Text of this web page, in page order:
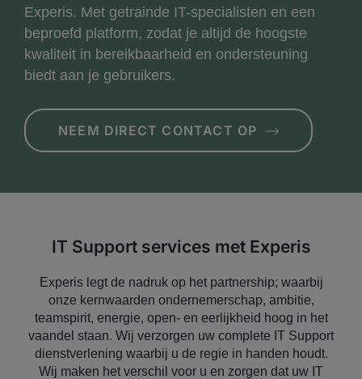
Experis. Met getrainde IT-specialisten en een
beproefd platform, zodat je altijd de hoogste
kwaliteit in bereikbaarheid en ondersteuning
biedt aan je gebruikers.
NEEM DIRECT CONTACT OP
IT Support services met Experis
Experis legt de nadruk op het partnership; waarbij
onze kernwaarden ondernemerschap, ambitie,
teamspirit, energie, open- en eerlijkheid hoog in het
vaandel staan. Wij verzorgen uw complete IT Support
dienstverlening waarbij u de regie in handen houdt.
Wij maken het verschil voor u en zorgen dat uw IT